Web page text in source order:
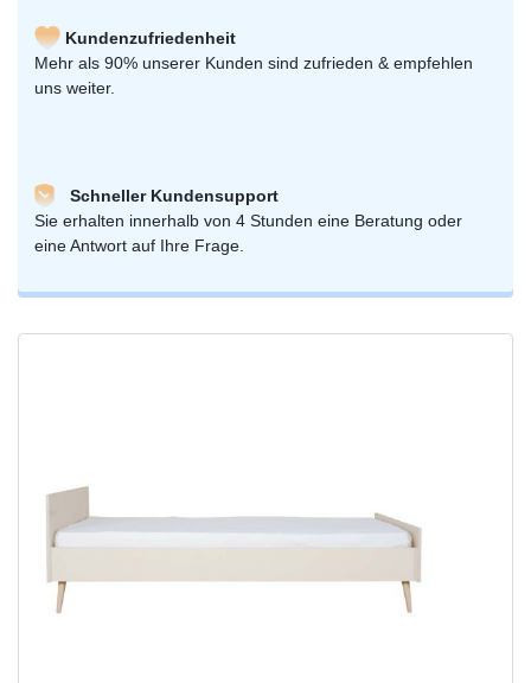
Kundenzufriedenheit
Mehr als 90% unserer Kunden sind zufrieden & empfehlen
uns weiter.
Schneller Kundensupport
Sie erhalten innerhalb von 4 Stunden eine Beratung oder
eine Antwort auf Ihre Frage.